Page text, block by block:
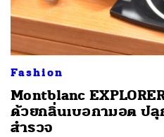
Fashion
Montblanc
ด้วยกลิ่นเบอกามอต
สำรวจ
SHARE TWEET